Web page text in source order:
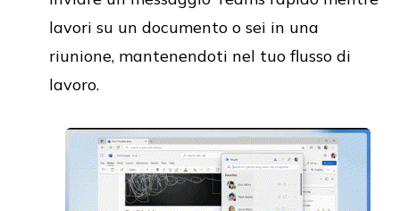
lavori su un documento o sei in una
riunione, mantenendoti nel tuo flusso di
lavoro.